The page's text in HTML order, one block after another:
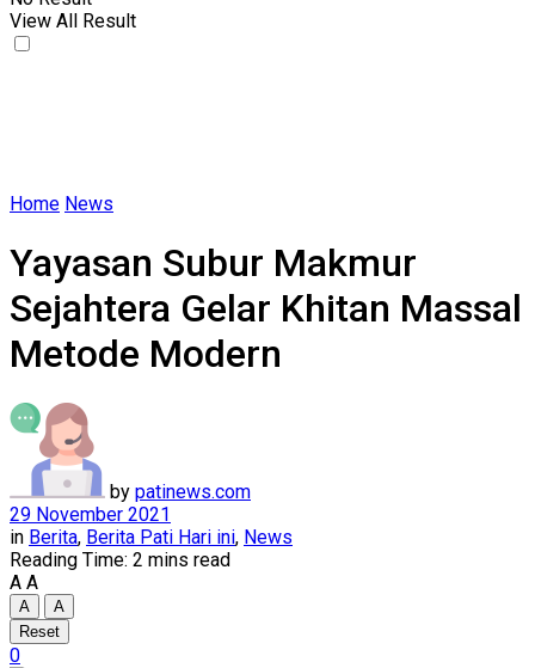
View All Result
Home News
Yayasan Subur Makmur
Sejahtera Gelar Khitan Massal
Metode Modern
by patinews.com
29 November 2021
in Berita, Berita Pati Hari ini, News
Reading Time: 2 mins read
A A
A
A
Reset
0